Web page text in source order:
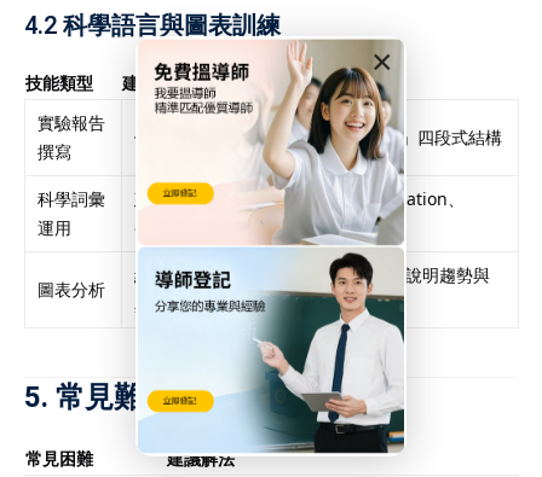
×
4.2 科學語言與圖表訓練
技能類型
建議練習
實驗報告
撰寫
使用「方法 → 結果 → 討論 → 結論」四段式結構
科學詞彙
運用
建立「概念詞彙牆」，如：condensation、
ecosystem、voltage
圖表分析
練習閱讀條形圖、折線圖、散點圖，說明趨勢與
異常
5. 常見難點與突破
常見困難
建議解法